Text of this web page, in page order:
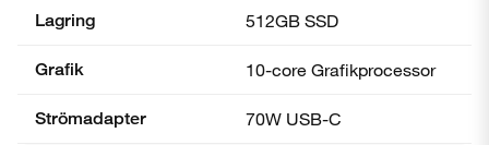
Lagring 512GB SSD
Grafik 10-core Grafik­processor
Strömadapter 70W USB-C